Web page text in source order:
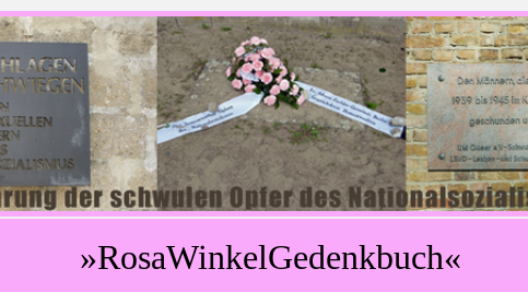
»RosaWinkelGedenkbuch«